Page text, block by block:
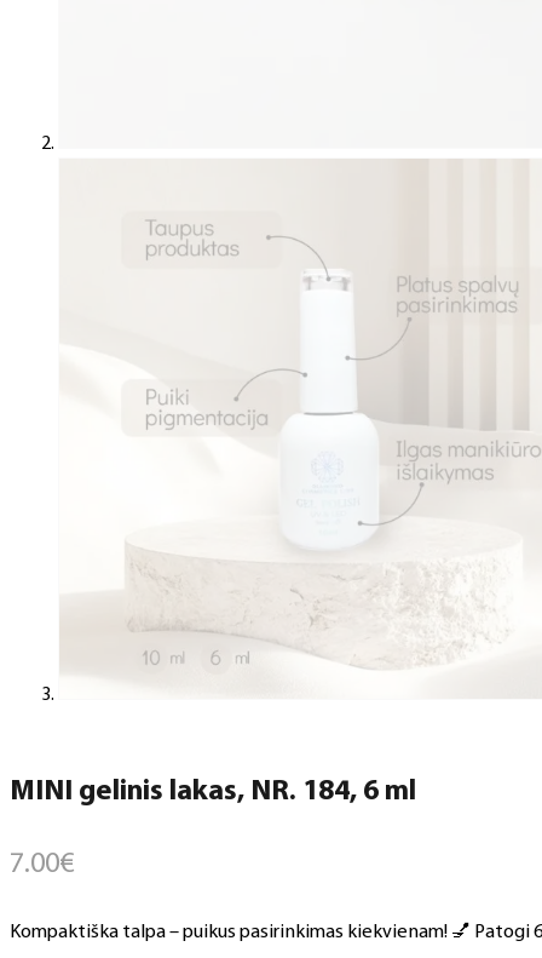
MINI gelinis lakas, NR. 184, 6 ml
7.00€
Kompaktiška talpa – puikus pasirinkimas kiekvienam! 💅